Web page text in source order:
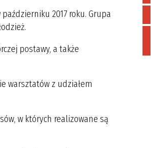
2017 roku. Grupa
postawy, a także
warsztatów z udziałem
w których realizowane są